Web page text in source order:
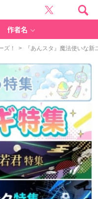
作者名
ズ！ > 『あんスタ』魔法使いな新